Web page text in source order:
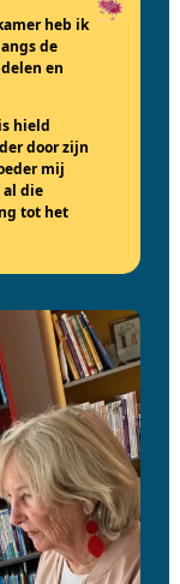
heb ik
de
en
hield
door zijn
mij
al die
tot het